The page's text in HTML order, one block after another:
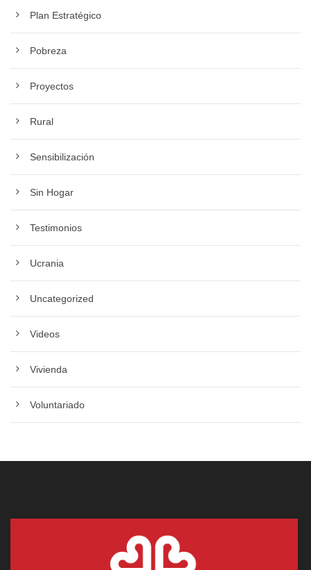
Plan Estratégico
Pobreza
Proyectos
Rural
Sensibilización
Sin Hogar
Testimonios
Ucrania
Uncategorized
Videos
Vivienda
Voluntariado